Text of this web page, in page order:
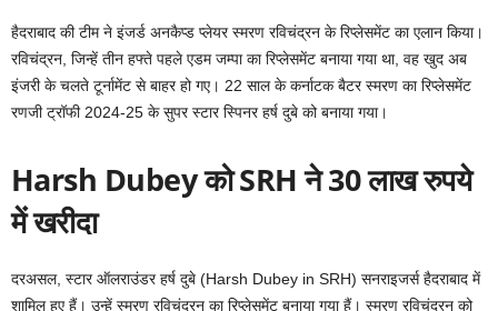
हैदराबाद की टीम ने इंजर्ड अनकैप्ड प्लेयर स्मरण रविचंद्रन के रिप्लेसमेंट का एलान किया।
रविचंद्रन, जिन्हें तीन हफ्ते पहले एडम जम्पा का रिप्लेसमेंट बनाया गया था, वह खुद अब
इंजरी के चलते टूर्नामेंट से बाहर हो गए। 22 साल के कर्नाटक बैटर स्मरण का रिप्लेसमेंट
रणजी ट्रॉफी 2024-25 के सुपर स्टार स्पिनर हर्ष दुबे को बनाया गया।
Harsh Dubey को SRH ने 30 लाख रुपये
में खरीदा
दरअसल, स्टार ऑलराउंडर हर्ष दुबे (Harsh Dubey in SRH) सनराइजर्स हैदराबाद में
शामिल हुए हैं। उन्हें स्मरण रविचंद्रन का रिप्लेसमेंट बनाया गया हैं। स्मरण रविचंद्रन को